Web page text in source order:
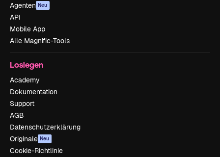
Agenten Neu
API
Mobile App
Alle Magnific-Tools
Loslegen
Academy
Dokumentation
Support
AGB
Datenschutzerklärung
Originale Neu
Cookie-Richtlinie